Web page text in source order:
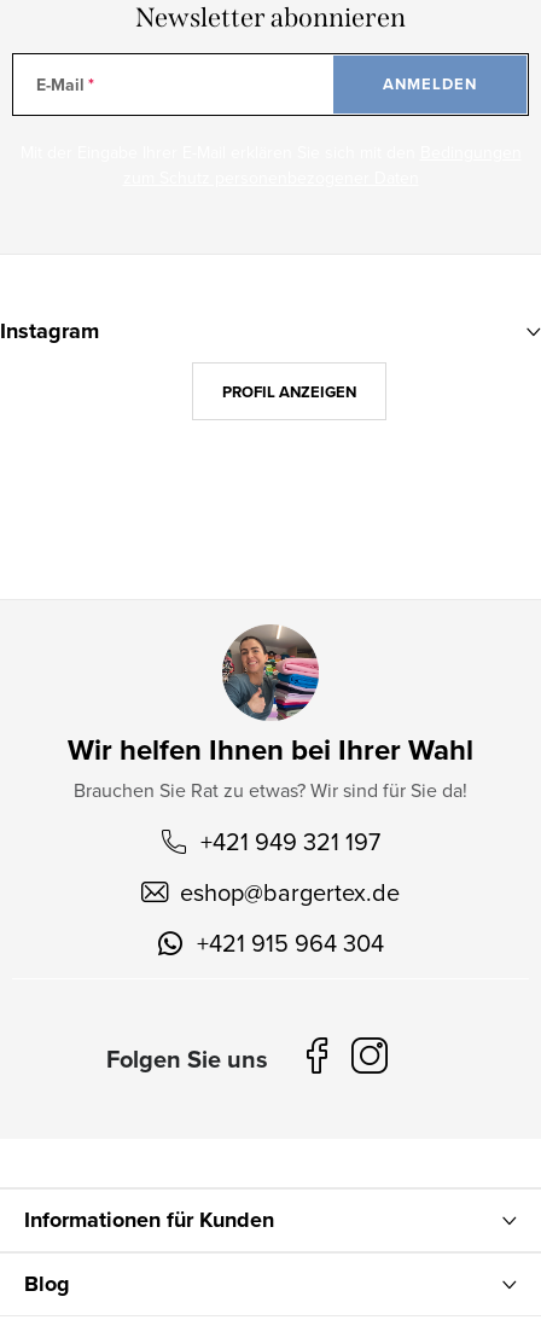
Newsletter abonnieren
E-Mail ANMELDEN
u
Wir helfen Ihnen bei Ihrer Wahl
Brauchen Sie Rat zu etwas? Wir sind für Sie da!
+421 949 321 197
eshop@bargertex.de
+421 915 964 304
Instagram
PROFIL ANZEIGEN
Informationen für Kunden
Blog